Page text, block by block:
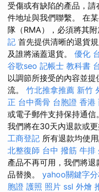
受傷或有缺陷的產品，
件地址與我們聯繫。 在
隊（RMA），必須將其
記 首先提供清晰的退貨
及誰將涵蓋退貨。 優化
谷歌seo 記帳士 教科書
以調節所接受的內容並
流。 竹北推拿推薦 新竹
正 台中喬骨 台胞證 香港
或電子郵件支持保持通信
我們將在30天內退款或更
工商登記 所有退款均使
北整復師 台中 撥筋 牛排
產品不再可用，我們將
品替換。 yahoo關鍵字
胞證 護照 照片 ssl 外燴